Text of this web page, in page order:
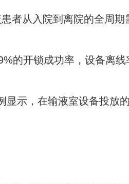
者从入院到离院的全周期
的开锁成功率，设备离线
显示，在输液室设备投放